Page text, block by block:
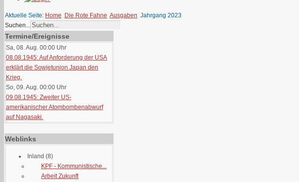
Aktuelle Seite: Home Die Rote Fahne Ausgaben Jahrgang 2023
Suchen...
Termine/Ereignisse
Sa, 08. Aug. 00:00 Uhr
08.08.1945: Auf Anforderung der USA
erklärt die Sowjetunion Japan den
Krieg.
So, 09. Aug. 00:00 Uhr
09.08.1945: Zweiter US-
amerikanischer Atombombenabwurf
auf Nagasaki.
Weblinks
Inland (8)
KPF - Kommunistische...
Arbeit Zukunft